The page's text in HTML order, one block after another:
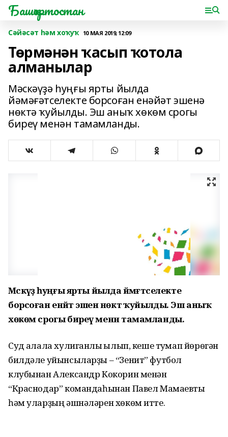
Башҡортостан
Сәйәсәт һәм хоҡуҡ 10 МАЯ 2019, 12:09
Төрмәнән ҡасып ҡотола
алманылар
Мәскәүҙә һуңғы ярты йылда
йәмәғәтселекте борсоған енәйәт эшенә
нөктә ҡуйылды. Эш аныҡ хөкөм срогы
биреү менән тамамланды.
Мәскәүҙә һуңғы ярты йылда йәмәғәтселекте
борсоған енәйәт эшенә нөктә ҡуйылды. Эш аныҡ
хөкөм срогы биреү менән тамамланды.
Суд ҡалала хулиганлыҡ ҡылып, кеше туҡмап йөрөгән
билдәле уйынсыларҙы – “Зенит” футбол
клубынан Александр Кокорин менән
“Краснодар” командаһынан Павел Мамаевты
һәм уларҙың әшнәләрен хөкөм итте.